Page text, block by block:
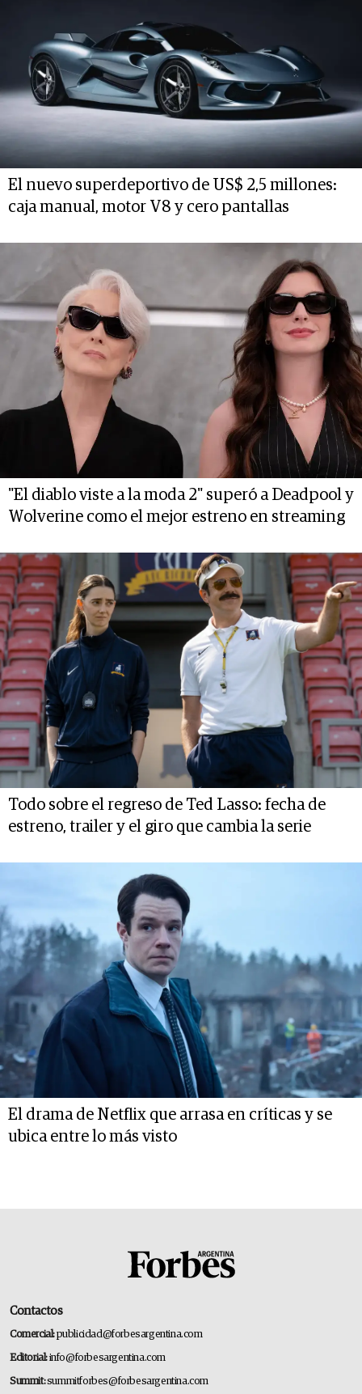
El nuevo superdeportivo de US$ 2,5 millones:
caja manual, motor V8 y cero pantallas
"El diablo viste a la moda 2" superó a Deadpool y
Wolverine como el mejor estreno en streaming
Todo sobre el regreso de Ted Lasso: fecha de
estreno, trailer y el giro que cambia la serie
El drama de Netflix que arrasa en críticas y se
ubica entre lo más visto
Contactos
Comercial:publicidad@forbesargentina.com
Editorial:info@forbesargentina.com
Summit:summitforbes@forbesargentina.com